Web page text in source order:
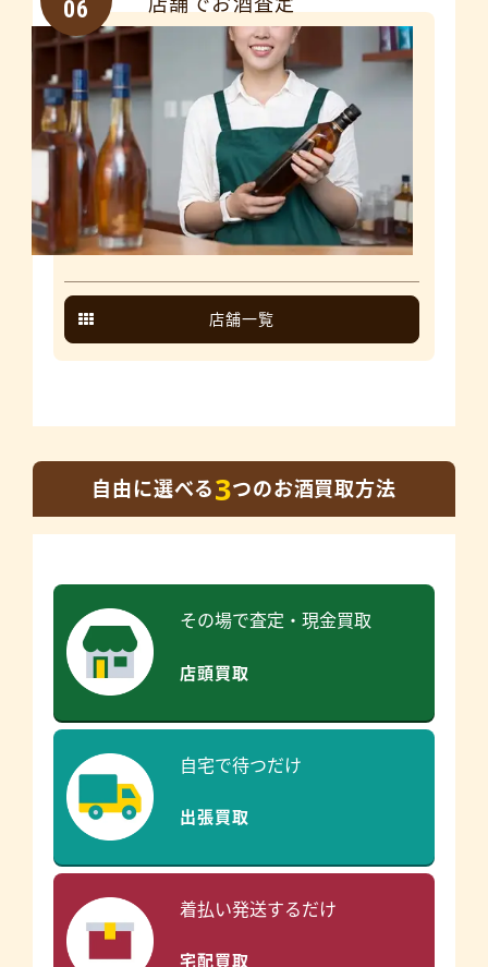
06
店舗一覧
自由に選べる3つのお酒買取方法
その場で査定・現金買取
店頭買取
自宅で待つだけ
出張買取
着払い発送するだけ
宅配買取